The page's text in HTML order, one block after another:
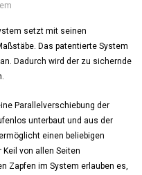
setzt mit seinen
Das patentierte System
Dadurch wird der zu sichernde
Parallelverschiebung der
unterbaut und aus der
einen beliebigen
von allen Seiten
Zapfen im System erlauben es,